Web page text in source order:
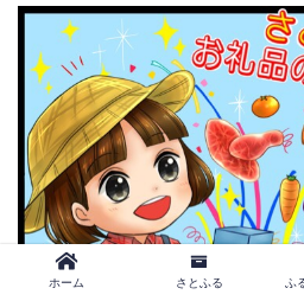
ホーム さとふる ふ